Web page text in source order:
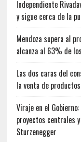
Independiente
y sigue cerca de la
Mendoza supera al
alcanza al 63% de
Las dos caras del
la venta de
Viraje en el
proyectos centrales
Sturzenegger